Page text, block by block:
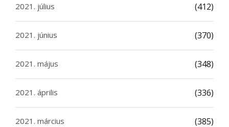
2021. július (412)
2021. június (370)
2021. május (348)
2021. április (336)
2021. március (385)